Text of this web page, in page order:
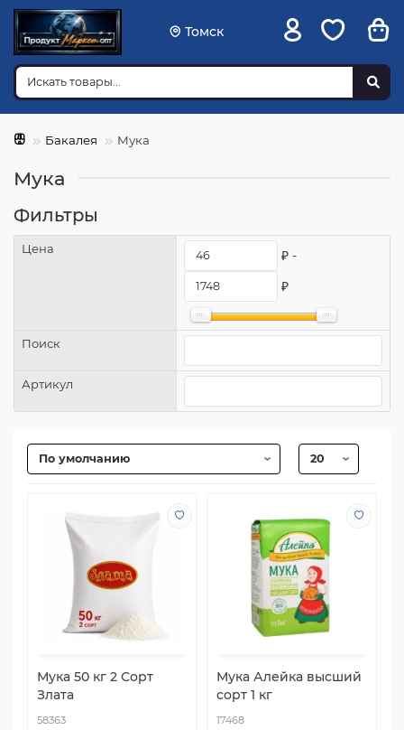
Томск
Бакалея Мука
Мука
Фильтры
Цена
₽ -
₽
Поиск
Артикул
Мука 50 кг 2 Сорт
Злата
58363
Мука Алейка высший
сорт 1 кг
17468